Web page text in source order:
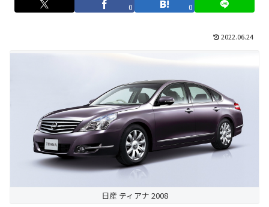
0
0
2022.06.24
日産 ティアナ 2008